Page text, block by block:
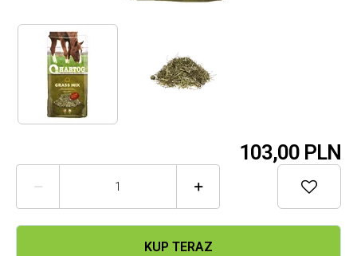
103,00 PLN
 
KUP TERAZ
